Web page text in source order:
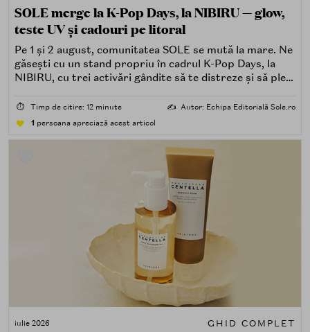
SOLE merge la K-Pop Days, la NIBIRU — glow,
teste UV și cadouri pe litoral
Pe 1 și 2 august, comunitatea SOLE se mută la mare. Ne
găsești cu un stand propriu în cadrul K-Pop Days, la
NIBIRU, cu trei activări gândite să te distreze și să pleci
⏱️ Timp de citire: 12 minute ✍️ Autor: Echipa Editorială Sole.ro
1 persoana apreciază acest articol
iulie 2026 GHID COMPLET